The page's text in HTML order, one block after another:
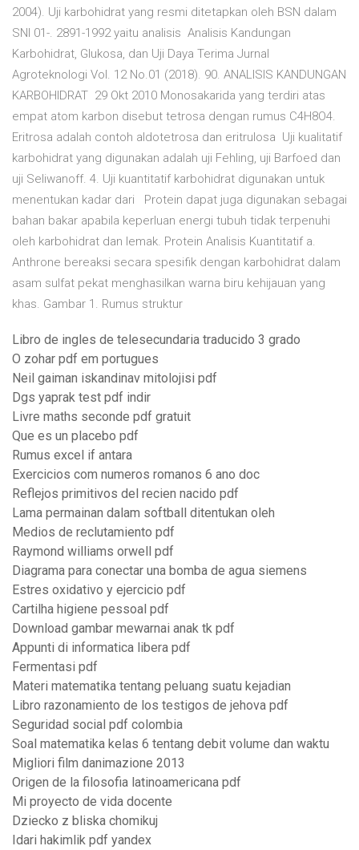
2004). Uji karbohidrat yang resmi ditetapkan oleh BSN dalam
SNI 01-. 2891-1992 yaitu analisis Analisis Kandungan
Karbohidrat, Glukosa, dan Uji Daya Terima Jurnal
Agroteknologi Vol. 12 No.01 (2018). 90. ANALISIS KANDUNGAN
KARBOHIDRAT 29 Okt 2010 Monosakarida yang terdiri atas
empat atom karbon disebut tetrosa dengan rumus C4H8O4.
Eritrosa adalah contoh aldotetrosa dan eritrulosa Uji kualitatif
karbohidrat yang digunakan adalah uji Fehling, uji Barfoed dan
uji Seliwanoff. 4. Uji kuantitatif karbohidrat digunakan untuk
menentukan kadar dari Protein dapat juga digunakan sebagai
bahan bakar apabila keperluan energi tubuh tidak terpenuhi
oleh karbohidrat dan lemak. Protein Analisis Kuantitatif a.
Anthrone bereaksi secara spesifik dengan karbohidrat dalam
asam sulfat pekat menghasilkan warna biru kehijauan yang
khas. Gambar 1. Rumus struktur
Libro de ingles de telesecundaria traducido 3 grado
O zohar pdf em portugues
Neil gaiman iskandinav mitolojisi pdf
Dgs yaprak test pdf indir
Livre maths seconde pdf gratuit
Que es un placebo pdf
Rumus excel if antara
Exercicios com numeros romanos 6 ano doc
Reflejos primitivos del recien nacido pdf
Lama permainan dalam softball ditentukan oleh
Medios de reclutamiento pdf
Raymond williams orwell pdf
Diagrama para conectar una bomba de agua siemens
Estres oxidativo y ejercicio pdf
Cartilha higiene pessoal pdf
Download gambar mewarnai anak tk pdf
Appunti di informatica libera pdf
Fermentasi pdf
Materi matematika tentang peluang suatu kejadian
Libro razonamiento de los testigos de jehova pdf
Seguridad social pdf colombia
Soal matematika kelas 6 tentang debit volume dan waktu
Migliori film danimazione 2013
Origen de la filosofia latinoamericana pdf
Mi proyecto de vida docente
Dziecko z bliska chomikuj
Idari hakimlik pdf yandex